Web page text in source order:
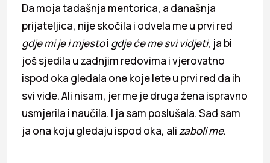
Da moja tadašnja mentorica, a današnja
prijateljica, nije skočila i odvela me u prvi red
gdje mi je i mjestoi gdje će me svi vidjeti, ja bi
još sjedila u zadnjim redovima i vjerovatno
ispod oka gledala one koje lete u prvi red da ih
svi vide. Ali nisam, jer me je druga žena ispravno
usmjerila i naučila. I ja sam poslušala. Sad sam
ja ona koju gledaju ispod oka, alizaboli me.